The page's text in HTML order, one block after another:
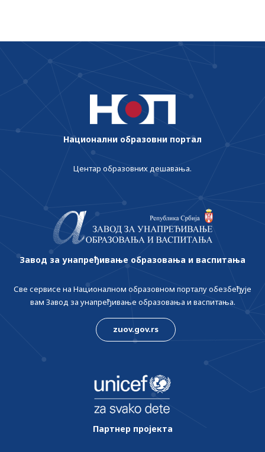
Национални образовни портал
Центар образовних дешавања.
Завод за унапређивање образовања и васпитања
Све сервисе на Националном образовном порталу обезбеђује
вам Завод за унапређивање образовања и васпитања.
zuov.gov.rs
Партнер пројекта